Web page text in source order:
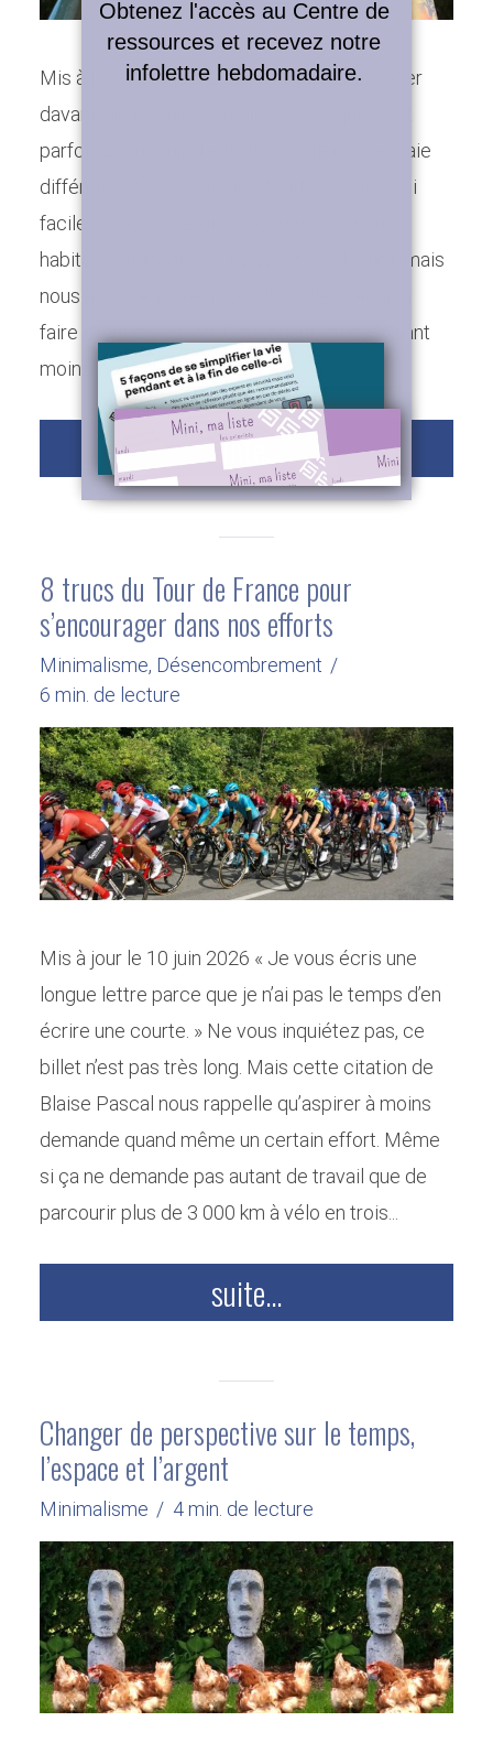
Mis à jour le 19 juin 2026 Vous aimeriez aider
davantage la planète, mais pensez que c’est
parfois beaucoup d’efforts pour faire une vraie
différence? Pas avec nos 10 idées antigaspi
faciles. Nous améliorons, comme vous, nos
habitudes. L’idéal serait d’être zéro déchet, mais
nous avons encore un bon bout de chemin à
faire avant d’y arriver. Cependant, en gaspillant
moins, nous réduisons...
suite...
8 trucs du Tour de France pour
s’encourager dans nos efforts
Minimalisme, Désencombrement
6 min. de lecture
Mis à jour le 10 juin 2026 « Je vous écris une
longue lettre parce que je n’ai pas le temps d’en
écrire une courte. » Ne vous inquiétez pas, ce
billet n’est pas très long. Mais cette citation de
Blaise Pascal nous rappelle qu’aspirer à moins
demande quand même un certain effort. Même
si ça ne demande pas autant de travail que de
parcourir plus de 3 000 km à vélo en trois...
suite...
Changer de perspective sur le temps,
l’espace et l’argent
Minimalisme 4 min. de lecture
Obtenez l'accès au Centre de
ressources et recevez notre
infolettre hebdomadaire.